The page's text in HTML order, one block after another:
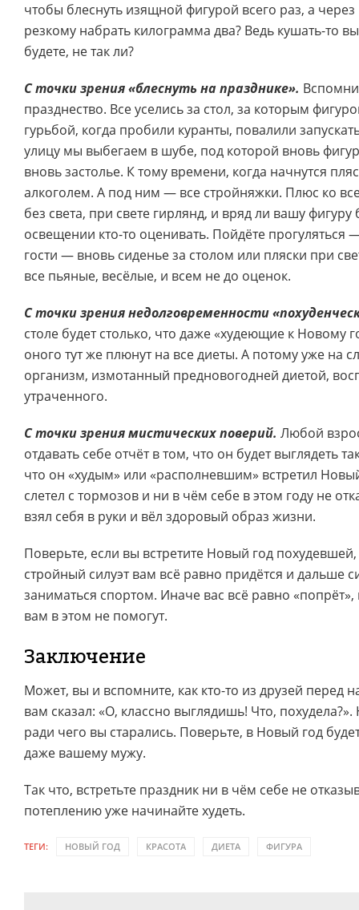
чтобы блеснуть изящной фигурой всего раз, а
резкому набрать килограмма два? Ведь кушать-то
будете, не так ли?
С точки зрения «блеснуть на празднике».
празднество. Все уселись за стол, за которым
гурьбой, когда пробили куранты, повалили
улицу мы выбегаем в шубе, под которой вновь
вновь застолье. К тому времени, когда начнутся
алкоголем. А под ним — все стройняжки. Плюс ко
без света, при свете гирлянд, и вряд ли вашу фигуру
освещении кто-то оценивать. Пойдёте прогуляться
гости — вновь сиденье за столом или пляски при
все пьяные, весёлые, и всем не до оценок.
С точки зрения недолговременности
столе будет столько, что даже «худеющие к Новому
оного тут же плюнут на все диеты. А потому уже на
организм, измотанный предновогодней диетой,
утраченного.
С точки зрения мистических поверий. Любой
отдавать себе отчёт в том, что он будет выглядеть
что он «худым» или «располневшим» встретил
слетел с тормозов и ни в чём себе в этом году не
взял себя в руки и вёл здоровый образ жизни.
Поверьте, если вы встретите Новый год
стройный силуэт вам всё равно придётся и дальше
заниматься спортом. Иначе вас всё равно «попрёт»,
вам в этом не помогут.
Заключение
Может, вы и вспомните, как кто-то из друзей перед
вам сказал: «О, классно выглядишь! Что, похудела?».
ради чего вы старались. Поверьте, в Новый год
даже вашему мужу.
Так что, встретьте праздник ни в чём себе не
потеплению уже начинайте худеть.
ТЕГИ: НОВЫЙ ГОД КРАСОТА ДИЕТА ФИГУРА